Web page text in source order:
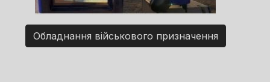
Обладнання військового призначення